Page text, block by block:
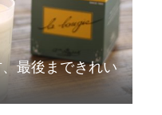
最後まできれい